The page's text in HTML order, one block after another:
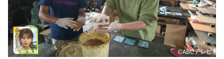
©️ABCテレビ